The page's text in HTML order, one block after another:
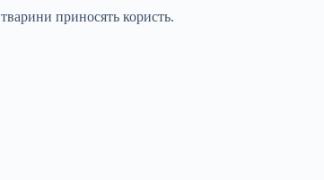
приносять користь.